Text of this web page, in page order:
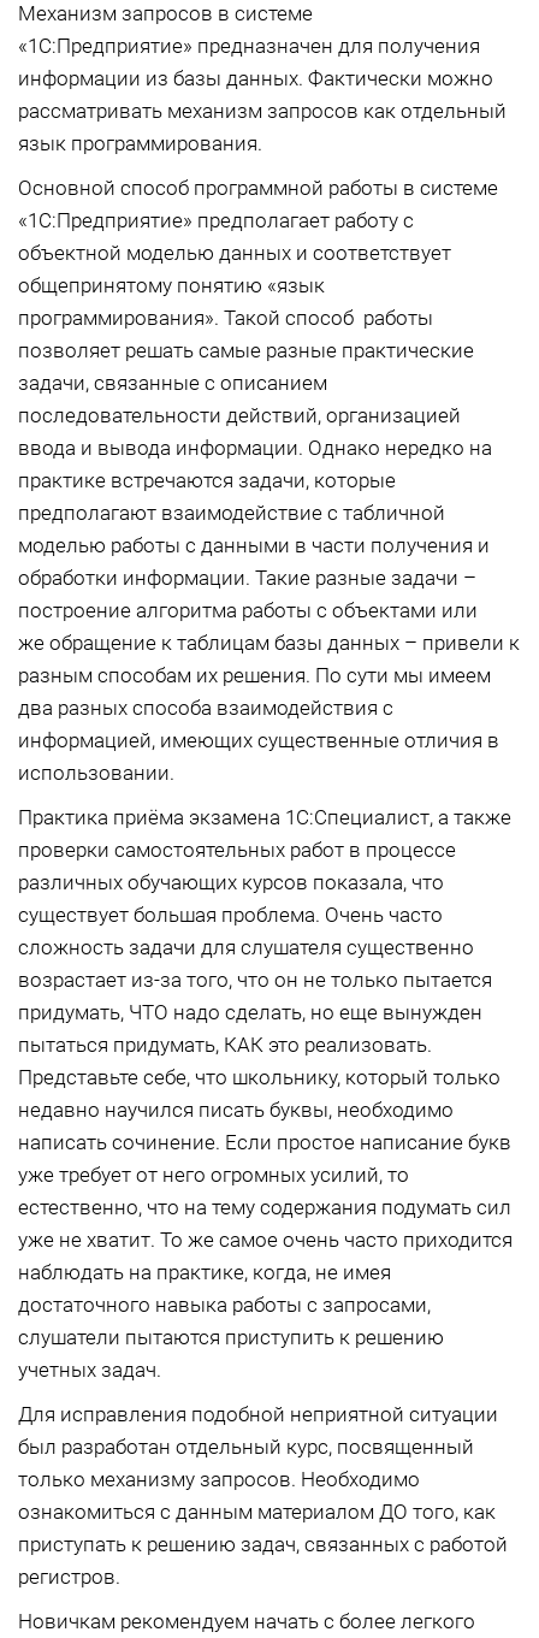
Механизм запросов в системе
«1С:Предприятие» предназначен для получения
информации из базы данных. Фактически можно
рассматривать механизм запросов как отдельный
язык программирования.
Основной способ программной работы в системе
«1С:Предприятие» предполагает работу с
объектной моделью данных и соответствует
общепринятому понятию «язык
программирования». Такой способ работы
позволяет решать самые разные практические
задачи, связанные с описанием
последовательности действий, организацией
ввода и вывода информации. Однако нередко на
практике встречаются задачи, которые
предполагают взаимодействие с табличной
моделью работы с данными в части получения и
обработки информации. Такие разные задачи –
построение алгоритма работы с объектами или
же обращение к таблицам базы данных – привели к
разным способам их решения. По сути мы имеем
два разных способа взаимодействия с
информацией, имеющих существенные отличия в
использовании.
Практика приёма экзамена 1С:Специалист, а также
проверки самостоятельных работ в процессе
различных обучающих курсов показала, что
существует большая проблема. Очень часто
сложность задачи для слушателя существенно
возрастает из-за того, что он не только пытается
придумать, ЧТО надо сделать, но еще вынужден
пытаться придумать, КАК это реализовать.
Представьте себе, что школьнику, который только
недавно научился писать буквы, необходимо
написать сочинение. Если простое написание букв
уже требует от него огромных усилий, то
естественно, что на тему содержания подумать сил
уже не хватит. То же самое очень часто приходится
наблюдать на практике, когда, не имея
достаточного навыка работы с запросами,
слушатели пытаются приступить к решению
учетных задач.
Для исправления подобной неприятной ситуации
был разработан отдельный курс, посвященный
только механизму запросов. Необходимо
ознакомиться с данным материалом ДО того, как
приступать к решению задач, связанных с работой
регистров.
Новичкам рекомендуем начать с более легкого